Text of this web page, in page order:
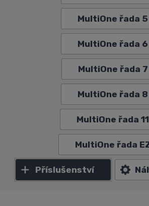
MultiOne řada 5
MultiOne řada 6
MultiOne řada 7
MultiOne řada 8
MultiOne řada 11
MultiOne řada
Příslušenství